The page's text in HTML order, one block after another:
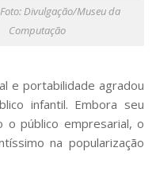
Divulgação/Museu da
Computação
e portabilidade agradou
infantil. Embora seu
o público empresarial, o
na popularização